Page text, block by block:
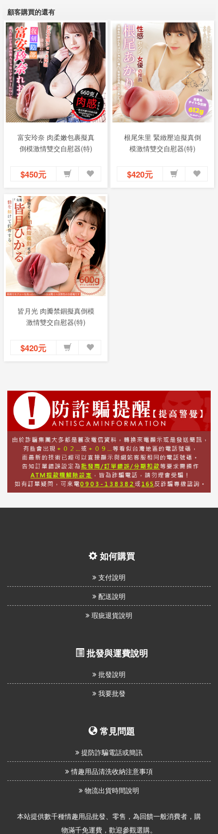
顧客購買的還有
富安玲奈 肉柔嫩包裹擬真
倒模激情雙交自慰器(特)
$450元
根尾朱里 緊緻壓迫擬真倒
模激情雙交自慰器(特)
$420元
皆月光 肉瓣禁錮擬真倒模
激情雙交自慰器(特)
$420元
如何購買
支付說明
配送說明
瑕疵退貨說明
批發與運費說明
批發說明
我要批發
常見問題
提防詐騙電話或簡訊
情趣用品清洗收納注意事項
物流出貨時間說明
本站提供數千種情趣用品批發、零售，為回饋一般消費者，購
物滿千免運費，歡迎參觀選購。